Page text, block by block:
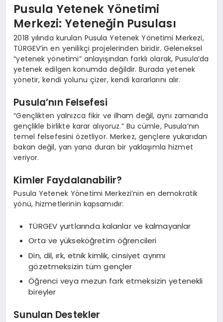
Pusula Yetenek Yönetimi
Merkezi: Yeteneğin Pusulası
2018 yılında kurulan Pusula Yetenek Yönetimi Merkezi,
TÜRGEV’in en yenilikçi projelerinden biridir. Geleneksel
“yetenek yönetimi” anlayışından farklı olarak, Pusula’da
yetenek edilgen konumda değildir. Burada yetenek
yönetir, kendi yolunu çizer, kendi kararlarını alır.
Pusula’nın Felsefesi
“Gençlikten yalnızca fikir ve ilham değil, aynı zamanda
gençlikle birlikte karar alıyoruz.” Bu cümle, Pusula’nın
temel felsefesini özetliyor. Merkez, gençlere yukarıdan
bakan değil, yan yana duran bir yaklaşımla hizmet
veriyor.
Kimler Faydalanabilir?
Pusula Yetenek Yönetimi Merkezi’nin en demokratik
yönü, hizmetlerinin kapsamıdır:
TÜRGEV yurtlarında kalanlar ve kalmayanlar
Orta ve yükseköğretim öğrencileri
Din, dil, ırk, etnik kimlik, cinsiyet ayrımı
gözetmeksizin tüm gençler
Öğrenci veya mezun fark etmeksizin yetenekli
bireyler
Sunulan Destekler